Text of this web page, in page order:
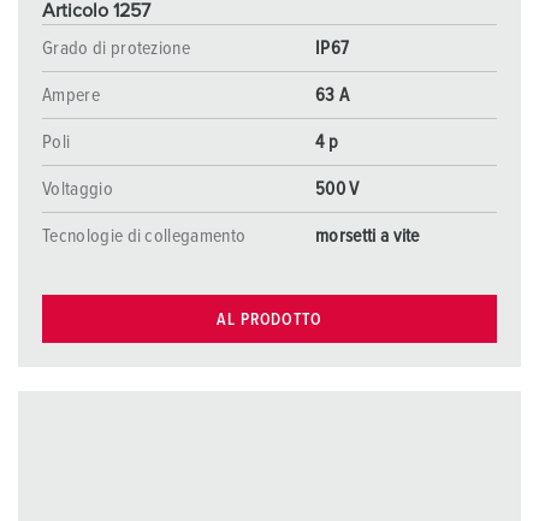
Articolo 1257
Grado di protezione
IP67
Ampere 63 A
Poli 4 p
Voltaggio 500 V
Tecnologie di collegamento morsetti a vite
AL PRODOTTO